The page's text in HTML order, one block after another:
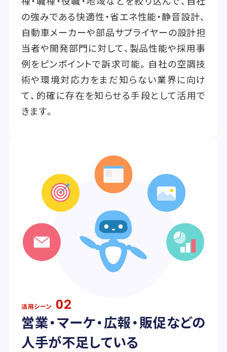
の強みである快適性・省エネ性能・静音設計、
自動車メーカーや部品サプライヤーの設計担
当者や開発部門に対して、製品性能や採用事
例をピンポイントで訴求可能。自社の空調技
術や環境対応力をまだ知らない業界に向け
て、的確に存在を知らせる手段として活用で
きます。
活用シーン 02
営業・マーケ・広報・販促などの
人手が不足している